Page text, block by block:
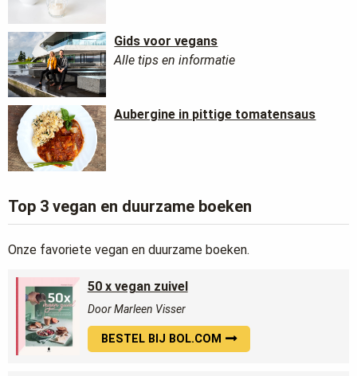
Gids voor vegans
Alle tips en informatie
Aubergine in pittige tomatensaus
Top 3 vegan en duurzame boeken
Onze favoriete vegan en duurzame boeken.
50 x vegan zuivel
Door Marleen Visser
BESTEL BIJ BOL.COM